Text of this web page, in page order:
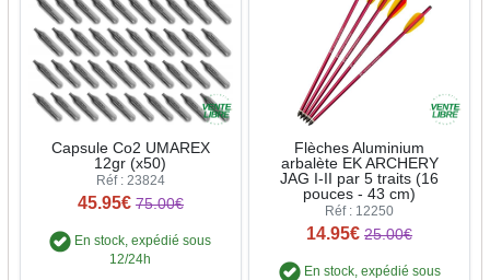
Capsule Co2 UMAREX
12gr (x50)
Réf : 23824
45.95€ 75.00€
En stock, expédié sous
12/24h
Flèches Aluminium
arbalète EK ARCHERY
JAG I-II par 5 traits (16
pouces - 43 cm)
Réf : 12250
14.95€ 25.00€
En stock, expédié sous